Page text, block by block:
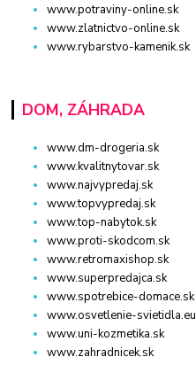
www.potraviny-online.sk
www.zlatnictvo-online.sk
www.rybarstvo-kamenik.sk
DOM, ZÁHRADA
www.dm-drogeria.sk
www.kvalitnytovar.sk
www.najvypredaj.sk
www.topvypredaj.sk
www.top-nabytok.sk
www.proti-skodcom.sk
www.retromaxishop.sk
www.superpredajca.sk
www.spotrebice-domace.sk
www.osvetlenie-svietidla.eu
www.uni-kozmetika.sk
www.zahradnicek.sk